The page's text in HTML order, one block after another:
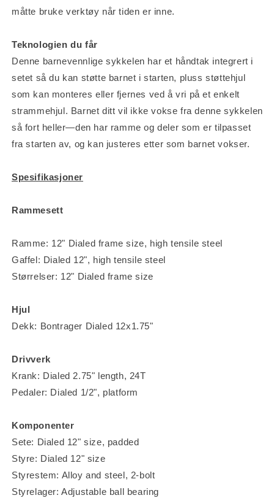
måtte bruke verktøy når tiden er inne.
Teknologien du får
Denne barnevennlige sykkelen har et håndtak integrert i
setet så du kan støtte barnet i starten, pluss støttehjul
som kan monteres eller fjernes ved å vri på et enkelt
strammehjul. Barnet ditt vil ikke vokse fra denne sykkelen
så fort heller—den har ramme og deler som er tilpasset
fra starten av, og kan justeres etter som barnet vokser.
Spesifikasjoner
Rammesett
Ramme: 12" Dialed frame size, high tensile steel
Gaffel: Dialed 12", high tensile steel
Størrelser: 12" Dialed frame size
Hjul
Dekk: Bontrager Dialed 12x1.75"
Drivverk
Krank: Dialed 2.75" length, 24T
Pedaler: Dialed 1/2", platform
Komponenter
Sete: Dialed 12" size, padded
Styre: Dialed 12" size
Styrestem: Alloy and steel, 2-bolt
Styrelager: Adjustable ball bearing